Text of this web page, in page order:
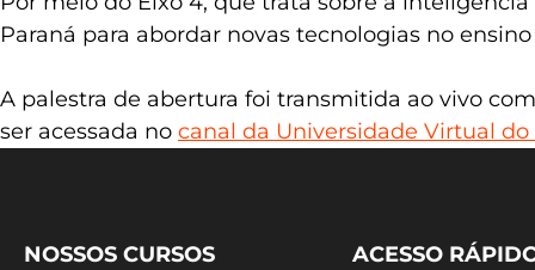
Paraná para abordar novas tecnologias no
A palestra de abertura foi transmitida ao vivo
ser acessada no canal da Universidade Virtual do
NOSSOS CURSOS ACESSO